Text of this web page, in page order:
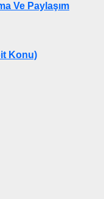
Ve Paylaşım
Konu)